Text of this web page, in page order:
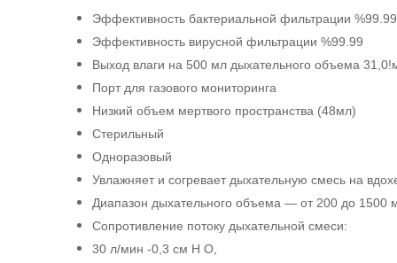
Эффективность бактериальной фильтрации %99.99
Эффективность вирусной фильтрации %99.99
Выход влаги на 500 мл дыхательного объема
Порт для газового мониторинга
Низкий объем мертвого пространства (48мл)
Стерильный
Одноразовый
Увлажняет и согревает дыхательную смесь на
Диапазон дыхательного объема — от 200 до 1500
Сопротивление потоку дыхательной смеси:
30 л/мин -0,3 см Н О,